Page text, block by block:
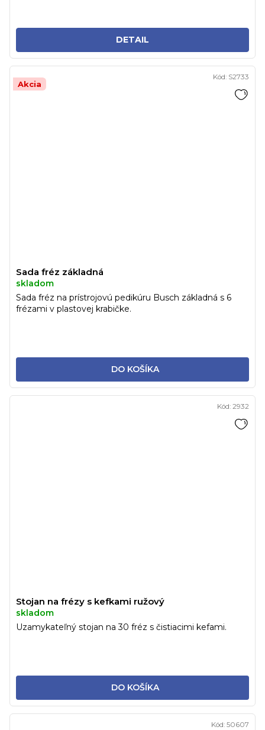
DETAIL
Akcia
Sada fréz základná
skladom
DO KOŠÍKA
Sada fréz na prístrojovú pedikúru Busch základná s 6
frézami v plastovej krabičke.
Kód: S2733
Stojan na frézy s kefkami ružový
skladom
DO KOŠÍKA
Uzamykateľný stojan na 30 fréz s čistiacimi kefami.
Kód: 2932
Kód: 50607